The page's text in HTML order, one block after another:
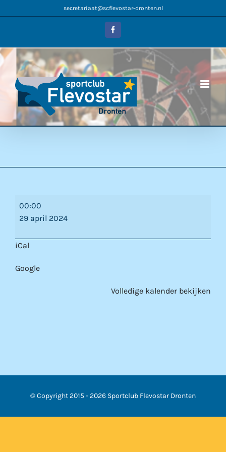
naar
secretariaat@scflevostar-dronten.nl
Facebook
Meivakantie
00:00
29 april 2024
iCal
Google
Volledige kalender bekijken
© Copyright 2015 -2026 Sportclub Flevostar Dronten